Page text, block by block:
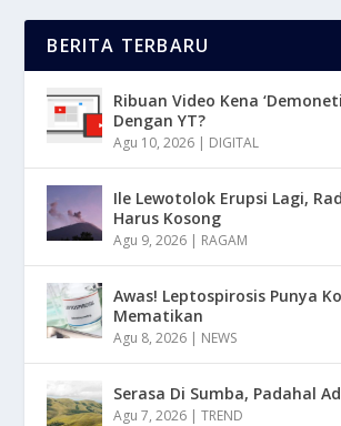
BERITA TERBARU
Ribuan Video Kena
Dengan YT?
Agu 10, 2026 | DIGITAL
Ile Lewotolok Erupsi Lagi,
Harus Kosong
Agu 9, 2026 | RAGAM
Awas! Leptospirosis Punya
Mematikan
Agu 8, 2026 | NEWS
Serasa Di Sumba, Padahal
Agu 7, 2026 |TREND